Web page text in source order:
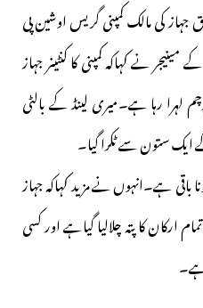
جہاز کی مالک کمپنی گریس اوشین پی
نے کہاکہ کمپنی کا کنٹینر جہاز
لہرا رہا ہے۔میری لینڈ کے بالٹی
ستون سے ٹکرا گیا۔
باقی ہے۔انہوں نے مزید کہاکہ جہاز
ارکان کا پتہ چلالیا گیاہے اور کسی